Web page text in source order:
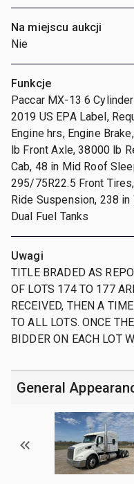
Na miejscu aukcji
Nie
Funkcje
Paccar MX-13 6
2019 US EPA Label,
Engine hrs, Engine
lb Front Axle, 38000 lb
Cab, 48 in Mid Roof
295/75R22.5 Front
Ride Suspension, 238
Dual Fuel Tanks
Uwagi
TITLE BRADED AS
OF LOTS 174 TO 177
RECEIVED, THEN A
TO ALL LOTS. ONCE
BIDDER ON EACH LOT
General